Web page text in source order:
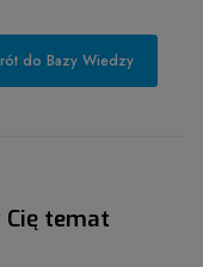
do Bazy Wiedzy
temat